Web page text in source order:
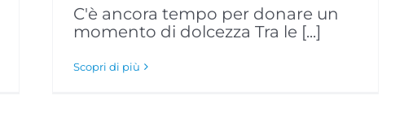
C'è ancora tempo per donare un
momento di dolcezza Tra le [...]
Scopri di più